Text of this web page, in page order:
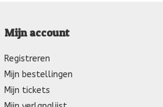
Mijn account
Registreren
Mijn bestellingen
Mijn tickets